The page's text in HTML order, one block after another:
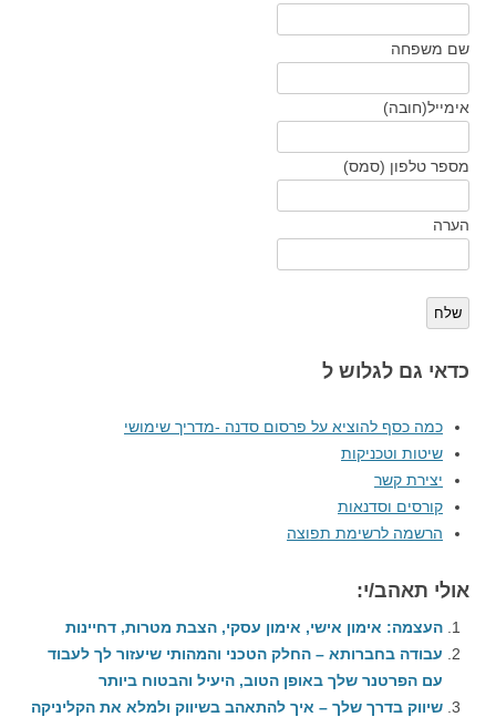
שם משפחה
אימייל(חובה)
מספר טלפון (סמס)
הערה
שלח
כדאי גם לגלוש ל
כמה כסף להוציא על פרסום סדנה -מדריך שימושי
שיטות וטכניקות
יצירת קשר
קורסים וסדנאות
הרשמה לרשימת תפוצה
אולי תאהב/י:
העצמה: אימון אישי, אימון עסקי, הצבת מטרות, דחיינות
עבודה בחברותא – החלק הטכני והמהותי שיעזור לך לעבוד
עם הפרטנר שלך באופן הטוב, היעיל והבטוח ביותר
שיווק בדרך שלך – איך להתאהב בשיווק ולמלא את הקליניקה